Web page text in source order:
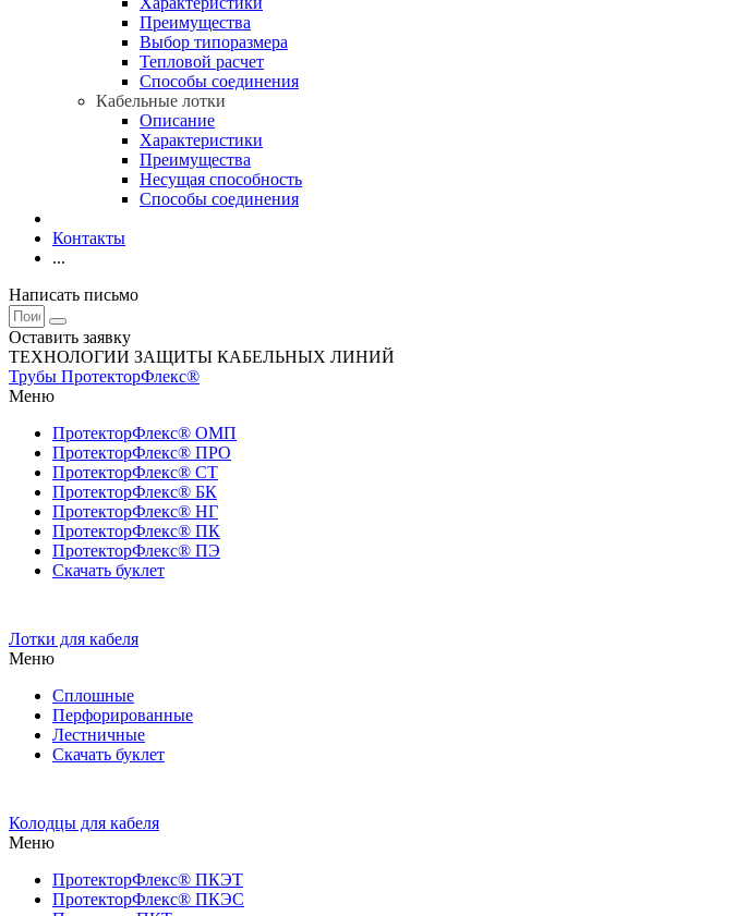
Преимущества
Выбор типоразмера
Тепловой расчет
Способы соединения
Кабельные лотки
Описание
Характеристики
Преимущества
Несущая способность
Способы соединения
Контакты
...
Написать письмо
Оставить заявку
ТЕХНОЛОГИИ ЗАЩИТЫ КАБЕЛЬНЫХ ЛИНИЙ
Трубы ПротекторФлекс®
Меню
ПротекторФлекс® ОМП
ПротекторФлекс® ПРО
ПротекторФлекс® СТ
ПротекторФлекс® БК
ПротекторФлекс® НГ
ПротекторФлекс® ПК
ПротекторФлекс® ПЭ
Скачать буклет
Лотки для кабеля
Меню
Сплошные
Перфорированные
Лестничные
Скачать буклет
Колодцы для кабеля
Меню
ПротекторФлекс® ПКЭТ
ПротекторФлекс® ПКЭС